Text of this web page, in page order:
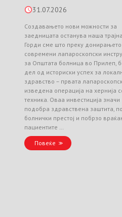
31.07.2026
Создавањето нови можности за
заедницата останува наша
Горди сме што преку
современи лапароскопски
за Општата болница во Прилеп,
дел од историски успех за
здравство – првата
изведена операција на хернија
техника. Оваа инвестиција значи
подобра здравствена заштита,
болнички престој и побрзо
пациентите …
Повеќе